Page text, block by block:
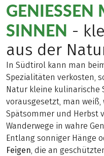
GENIESSEN
INNEN
-
aus der
In Südtirol kann man
Spezialitäten verkosten,
Natur kleine kulinarische
vorausgesetzt, man
Spätsommer und Herbst
Wanderwege in wahre
Entlang sonniger Hänge
Feigen, die an